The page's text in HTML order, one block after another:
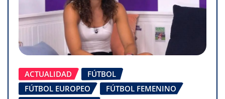
ACTUALIDAD
FÚTBOL
FÚTBOL EUROPEO
FÚTBOL FEMENINO